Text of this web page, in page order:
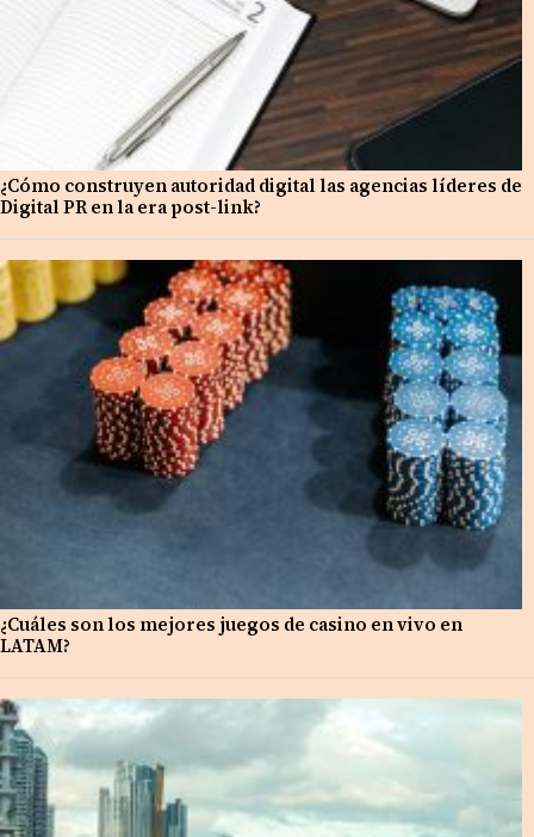
¿Cómo construyen autoridad digital las agencias líderes de
Digital PR en la era post-link?
¿Cuáles son los mejores juegos de casino en vivo en
LATAM?